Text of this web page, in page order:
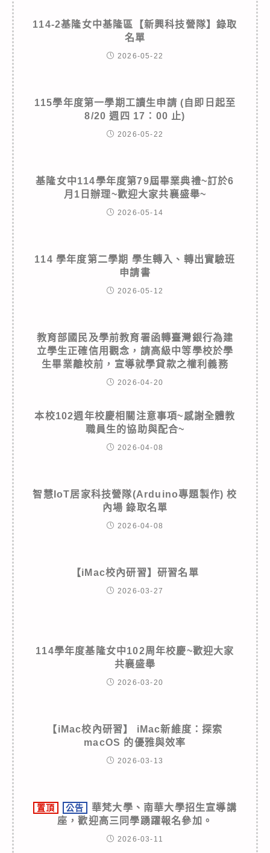
114-2基隆女中基隆區【新興科技營隊】錄取
名單
2026-05-22
115學年度第一學期工讀生申請 (自即日起至
8/20 週四 17：00 止)
2026-05-22
基隆女中114學年度第79屆畢業典禮~訂於6
月1日辦理~歡迎大家共襄盛舉~
2026-05-14
114 學年度第二學期 學生轉入、轉出實驗班
申請書
2026-05-12
教育部國民及學前教育署函轉臺灣銀行為建
立學生正確信用觀念，請高級中等學校於學
生畢業離校前，宣導就學貸款之權利義務
2026-04-20
本校102週年校慶相關注意事項~感謝全體教
職員生的協助與配合~
2026-04-08
智慧IoT居家科技營隊(Arduino專題製作) 校
內場 錄取名單
2026-04-08
【iMac校內研習】研習名單
2026-03-27
114學年度基隆女中102周年校慶~歡迎大家
共襄盛舉
2026-03-20
【iMac校內研習】 iMac新維度：探索
macOS 的優雅與效率
2026-03-13
置頂 公告
華梵大學、南華大學招生宣導講
座，歡迎高三同學踴躍報名參加。
2026-03-11